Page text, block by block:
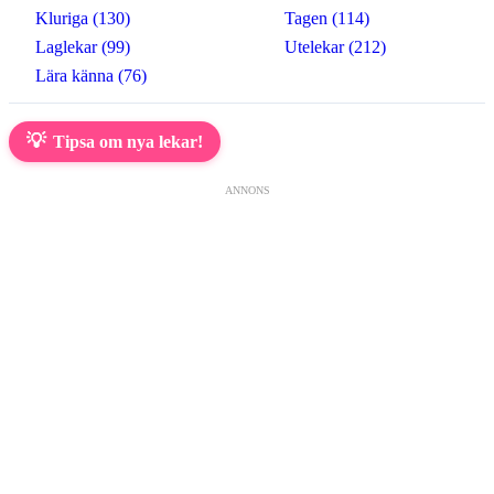
Kluriga (130)
Laglekar (99)
Lära känna (76)
Tagen (114)
Utelekar (212)
💡 Tipsa om nya lekar!
ANNONS